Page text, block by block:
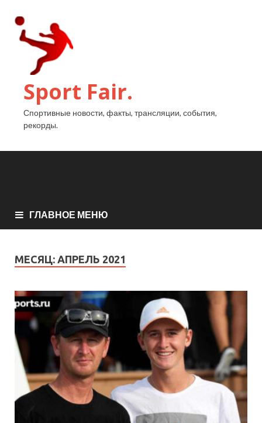
Sport Fair.
Спортивные новости, факты, трансляции, события,
рекорды.
ГЛАВНОЕ МЕНЮ
МЕСЯЦ: АПРЕЛЬ 2021